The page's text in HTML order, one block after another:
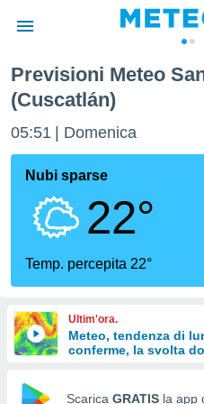
di
per
di
Web
le
Previsioni Meteo
(Cuscatlán)
05:51 Domenica
Nubi sparse
22°
Temp. percepita 22°
Ultim'ora.
Meteo, tendenza di
conferme, la svolta
Scarica GRATIS la app